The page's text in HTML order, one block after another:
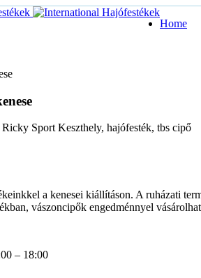
Home
a kenesei kiállításon. A ruházati
vászoncipők engedménnyel
– 18:00